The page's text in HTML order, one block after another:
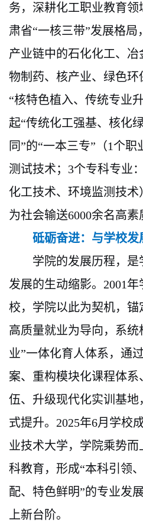
务，深耕化工职业教育
肃省“一核三带”发展格
产业链中的石化化工、
物制药、核产业、绿色环
“核特色植入、传统专业
起“传统化工强基、核化
同”的“一本三专” （1个职
测试技术；3个专科专业
化工技术、环境监测技术
为社会输送6000余名高素
砥砺奋进：与学校发
学院的发展历程，
发展的生动缩影。 2001
校，学院以此为契机，
高质量就业为导向，系
业”一体化育人体系，通
案、重构模块化课程体
伍、升级现代化实训基
式提升。2025年6月学校
业技术大学，学院乘势
科教育，形成“本科引领
配、特色鲜明”的专业发
上新台阶。